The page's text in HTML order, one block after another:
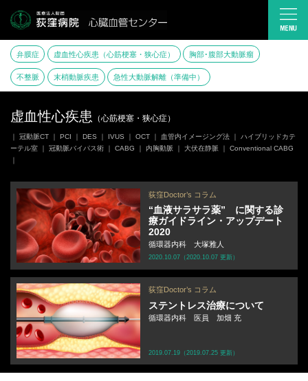
弁膜症 虚血性心疾患（心筋梗塞・狭心症） 胸部･腹部大動脈瘤
不整脈 末梢動脈疾患 急性大動脈解離（準備中）
虚血性心疾患 （心筋梗塞・狭心症）
｜ 冠動脈CT ｜ PCI ｜ DES ｜ IVUS ｜ OCT ｜ 血管内イメージング法 ｜ ハイブリッドカテ
ーテル室 ｜ 冠動脈バイパス術 ｜ CABG ｜ 内胸動脈 ｜ 大伏在静脈 ｜ Conventional CABG
｜
荻窪Doctor’s コラム
“血液サラサラ薬” に関する診
療ガイドライン・アップデート
2020
循環器内科 大塚雅人
2020.10.07（2020.10.07 更新）
荻窪Doctor’s コラム
ステントレス治療について
循環器内科 医員 加畑 充
2019.07.19（2019.07.25 更新）